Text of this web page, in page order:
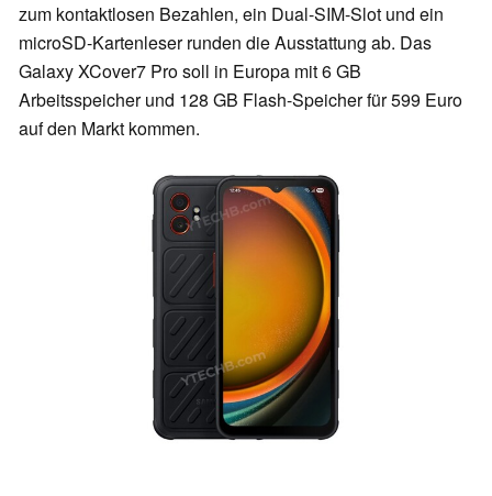
zum kontaktlosen Bezahlen, ein Dual-SIM-Slot und ein
microSD-Kartenleser runden die Ausstattung ab. Das
Galaxy XCover7 Pro soll in Europa mit 6 GB
Arbeitsspeicher und 128 GB Flash-Speicher für 599 Euro
auf den Markt kommen.